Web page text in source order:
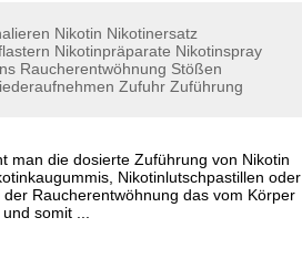
Nikotin Nikotinersatz
Nikotinpräparate Nikotinspray
Raucherentwöhnung Stößen
Zufuhr Zuführung
man die dosierte Zuführung von Nikotin
Nikotinlutschpastillen oder
Raucherentwöhnung das vom Körper
somit ...